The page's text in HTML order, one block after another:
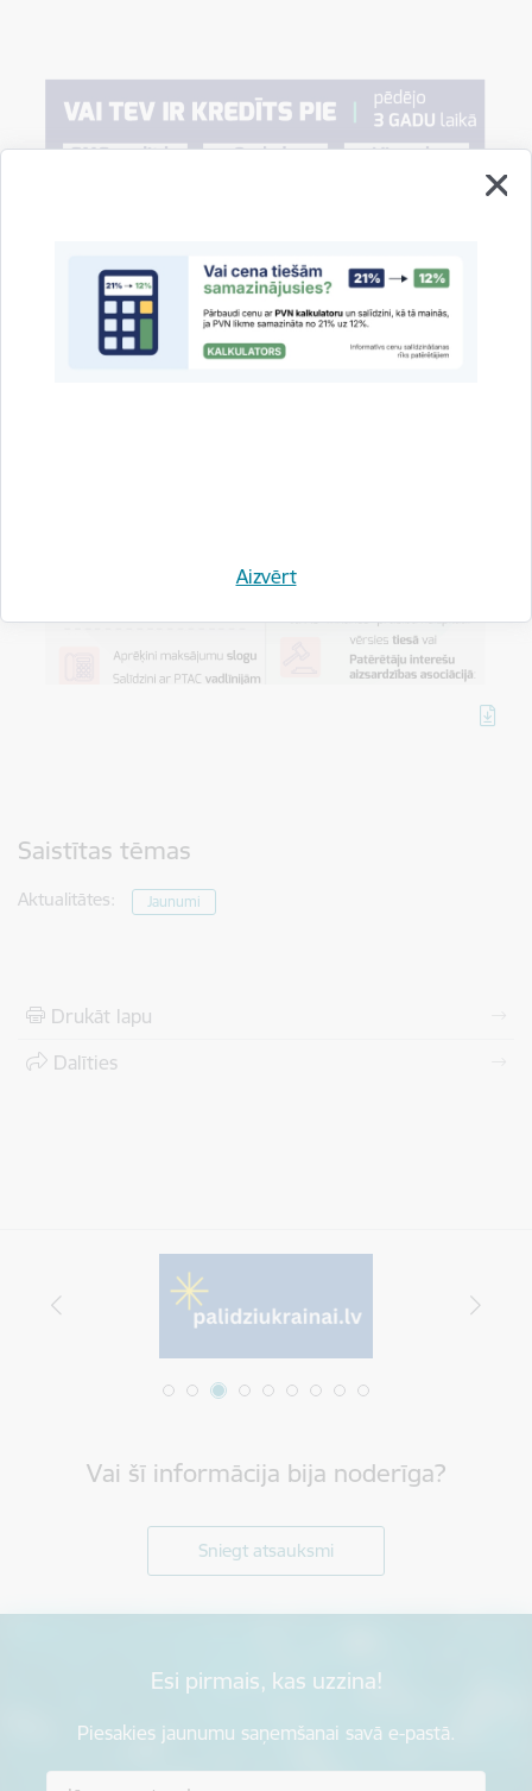
Aizvērt
Saistītas tēmas
Aktualitātes: Jaunumi
Drukāt lapu
Dalīties
Vai šī informācija bija noderīga?
Sniegt atsauksmi
Esi pirmais, kas uzzina!
Piesakies jaunumu saņemšanai savā e-pastā.